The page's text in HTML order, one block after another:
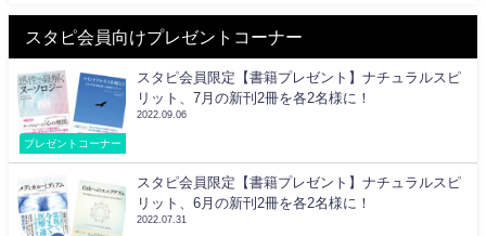
スタピ会員向けプレゼントコーナー
プレゼントコーナー
スタピ会員限定【書籍プレゼント】ナチュラルスピ
リット、7月の新刊2冊を各2名様に！
2022.09.06
スタピ会員限定【書籍プレゼント】ナチュラルスピ
リット、6月の新刊2冊を各2名様に！
2022.07.31